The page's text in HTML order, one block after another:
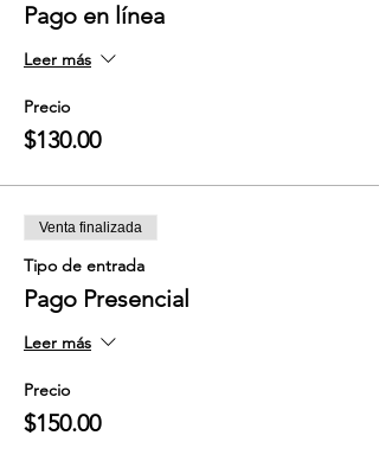
Pago en línea
Leer más
Precio
$130.00
Venta finalizada
Tipo de entrada
Pago Presencial
Leer más
Precio
$150.00